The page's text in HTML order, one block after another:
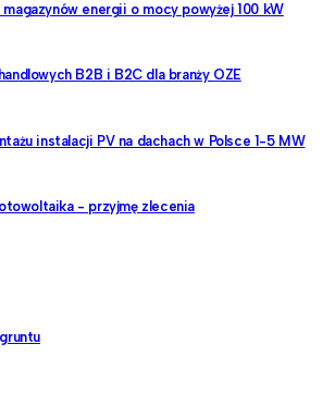
magazynów energii o mocy powyżej 100 kW
B2B i B2C dla branży OZE
instalacji PV na dachach w Polsce 1-5 MW
- przyjmę zlecenia